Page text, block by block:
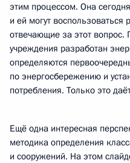
этим процессом. Она
и ей могут воспользоваться
отвечающие за этот вопрос.
учреждения разработан
определяются
по энергосбережению и
потребления. Только это
Ещё одна интересная
методика определения
и сооружений. На этом